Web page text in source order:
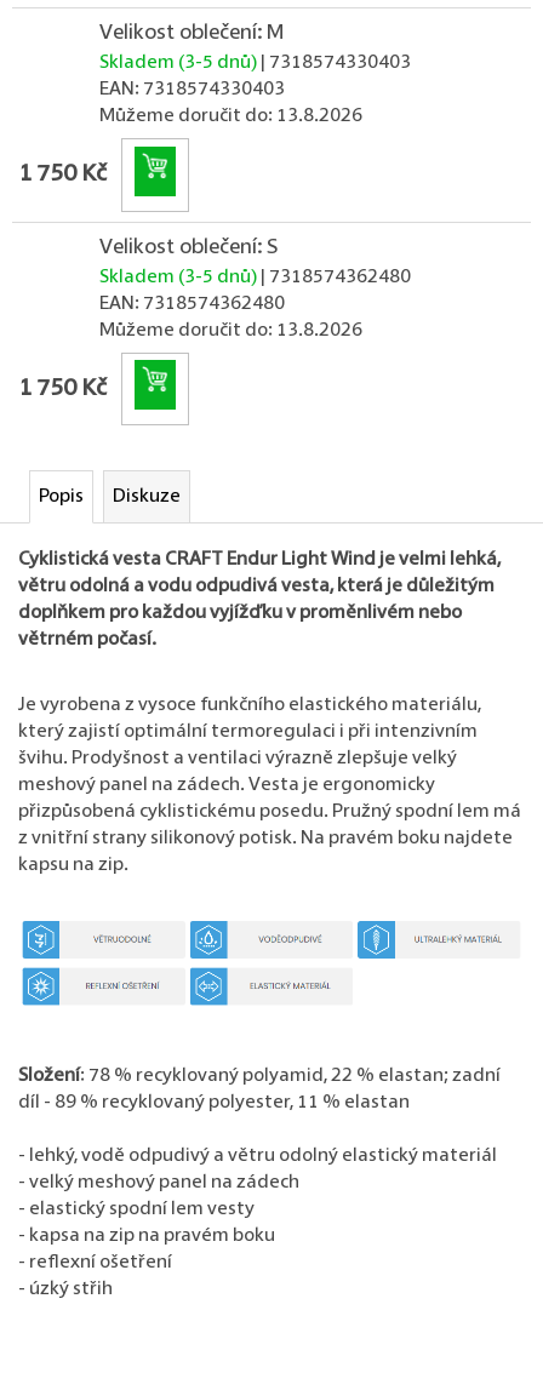
Velikost oblečení: M
Skladem (3-5 dnů)
| 7318574330403
EAN: 7318574330403
Můžeme doručit do: 13.8.2026
1 750 Kč
Velikost oblečení: S
Skladem (3-5 dnů)
| 7318574362480
EAN: 7318574362480
Můžeme doručit do: 13.8.2026
1 750 Kč
Popis Diskuze
Cyklistická vesta CRAFT Endur Light Wind je velmi lehká,
větru odolná a vodu odpudivá vesta, která je důležitým
doplňkem pro každou vyjížďku v proměnlivém nebo
větrném počasí.
Je vyrobena z vysoce funkčního elastického materiálu,
který zajistí optimální termoregulaci i při intenzivním
švihu. Prodyšnost a ventilaci výrazně zlepšuje velký
meshový panel na zádech. Vesta je ergonomicky
přizpůsobená cyklistickému posedu. Pružný spodní lem má
z vnitřní strany silikonový potisk. Na pravém boku najdete
kapsu na zip.
Složení: 78 % recyklovaný polyamid, 22 % elastan; zadní
díl - 89 % recyklovaný polyester, 11 % elastan
- lehký, vodě odpudivý a větru odolný elastický materiál
- velký meshový panel na zádech
- elastický spodní lem vesty
- kapsa na zip na pravém boku
- reflexní ošetření
- úzký střih